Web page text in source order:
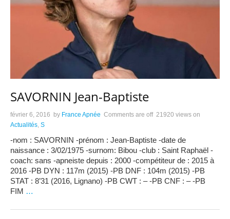
SAVORNIN Jean-Baptiste
février 6, 2016 by France Apnée Comments are off 21920 views on
Actualités, S
-nom : SAVORNIN -prénom : Jean-Baptiste -date de
naissance : 3/02/1975 -surnom: Bibou -club : Saint Raphaël -
coach: sans -apneiste depuis : 2000 -compétiteur de : 2015 à
2016 -PB DYN : 117m (2015) -PB DNF : 104m (2015) -PB
STAT : 8’31 (2016, Lignano) -PB CWT : – -PB CNF : – -PB
FIM …